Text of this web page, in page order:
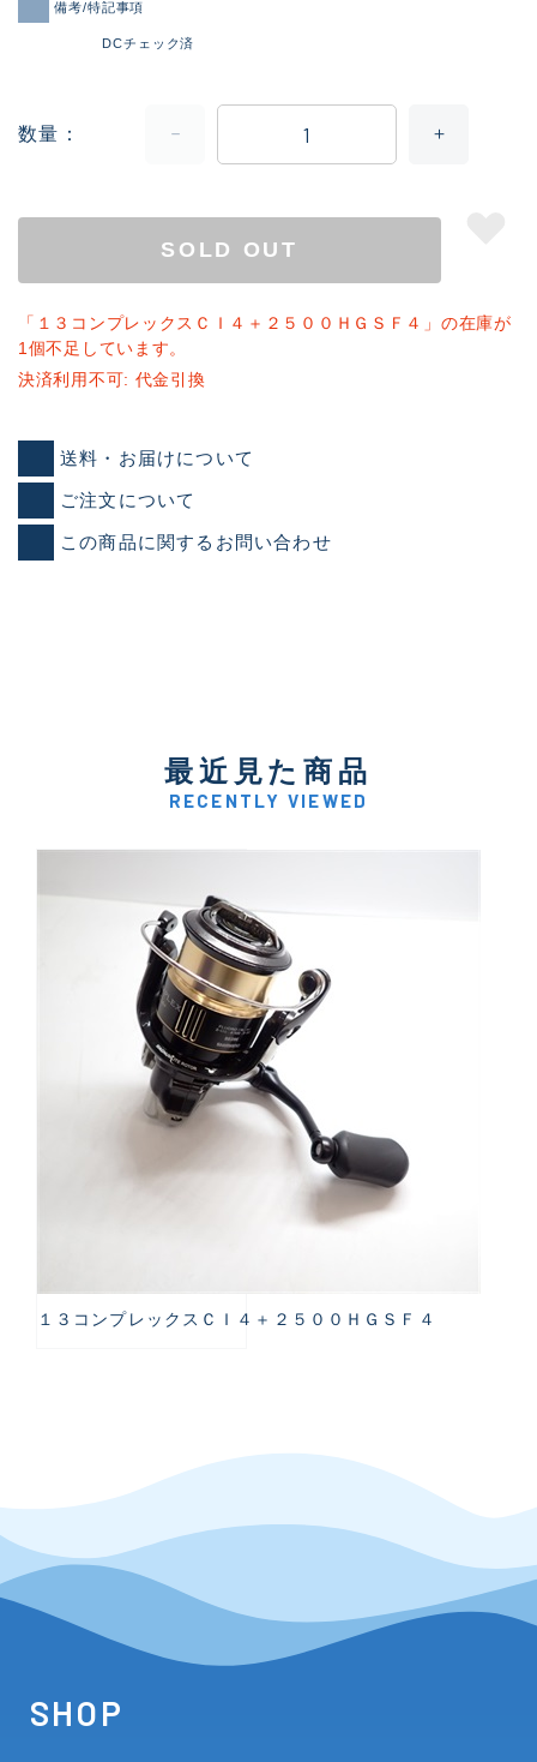
備考/特記事項
DCチェック済
数量
SOLD OUT
「１３コンプレックスＣＩ４＋２５００ＨＧＳＦ４」の在庫が
1個不足しています。
決済利用不可: 代金引換
送料・お届けについて
ご注文について
この商品に関するお問い合わせ
最近見た商品
RECENTLY VIEWED
１３コンプレックスＣＩ４＋２５００ＨＧＳＦ４
SHOP